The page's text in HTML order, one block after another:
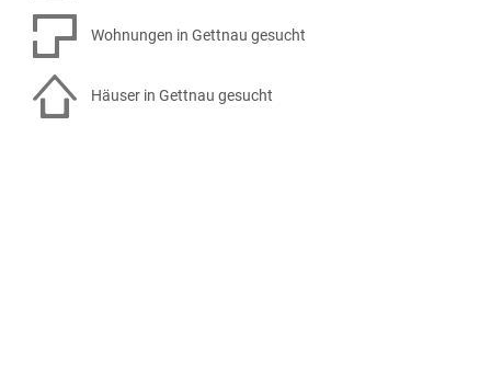
Wohnungen in Gettnau gesucht
Häuser in Gettnau gesucht